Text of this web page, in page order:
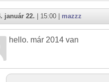
január 22. | 15:00 | mazzz
hello. már 2014 van